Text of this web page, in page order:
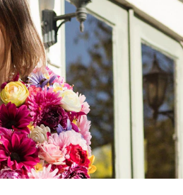
Nöje
TV
Horoskop
Quiz